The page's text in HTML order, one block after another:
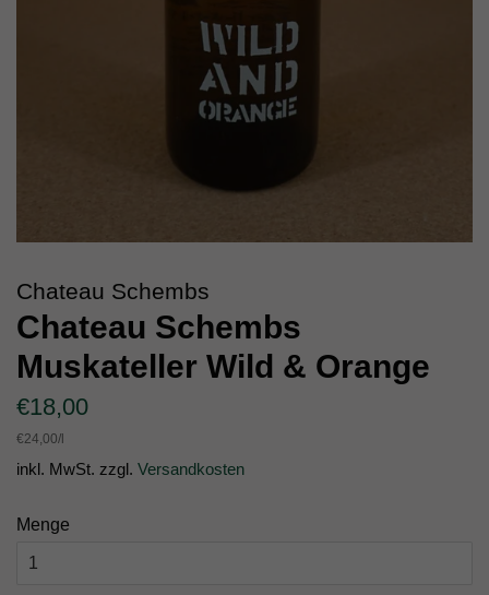
Chateau Schembs
Chateau Schembs
Muskateller Wild & Orange
Normaler
Preis
€18,00
Einzelpreis
€24,00/
inkl. MwSt. zzgl. Versandkosten
Menge